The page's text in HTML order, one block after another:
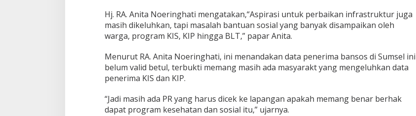
Hj. RA. Anita Noeringhati mengatakan,“Aspirasi untuk perbaikan infrastruktur juga
masih dikeluhkan, tapi masalah bantuan sosial yang banyak disampaikan oleh
warga, program KIS, KIP hingga BLT,” papar Anita.
Menurut RA. Anita Noeringhati, ini menandakan data penerima bansos di Sumsel ini
belum valid betul, terbukti memang masih ada masyarakt yang mengeluhkan data
penerima KIS dan KIP.
“Jadi masih ada PR yang harus dicek ke lapangan apakah memang benar berhak
dapat program kesehatan dan sosial itu,” ujarnya.